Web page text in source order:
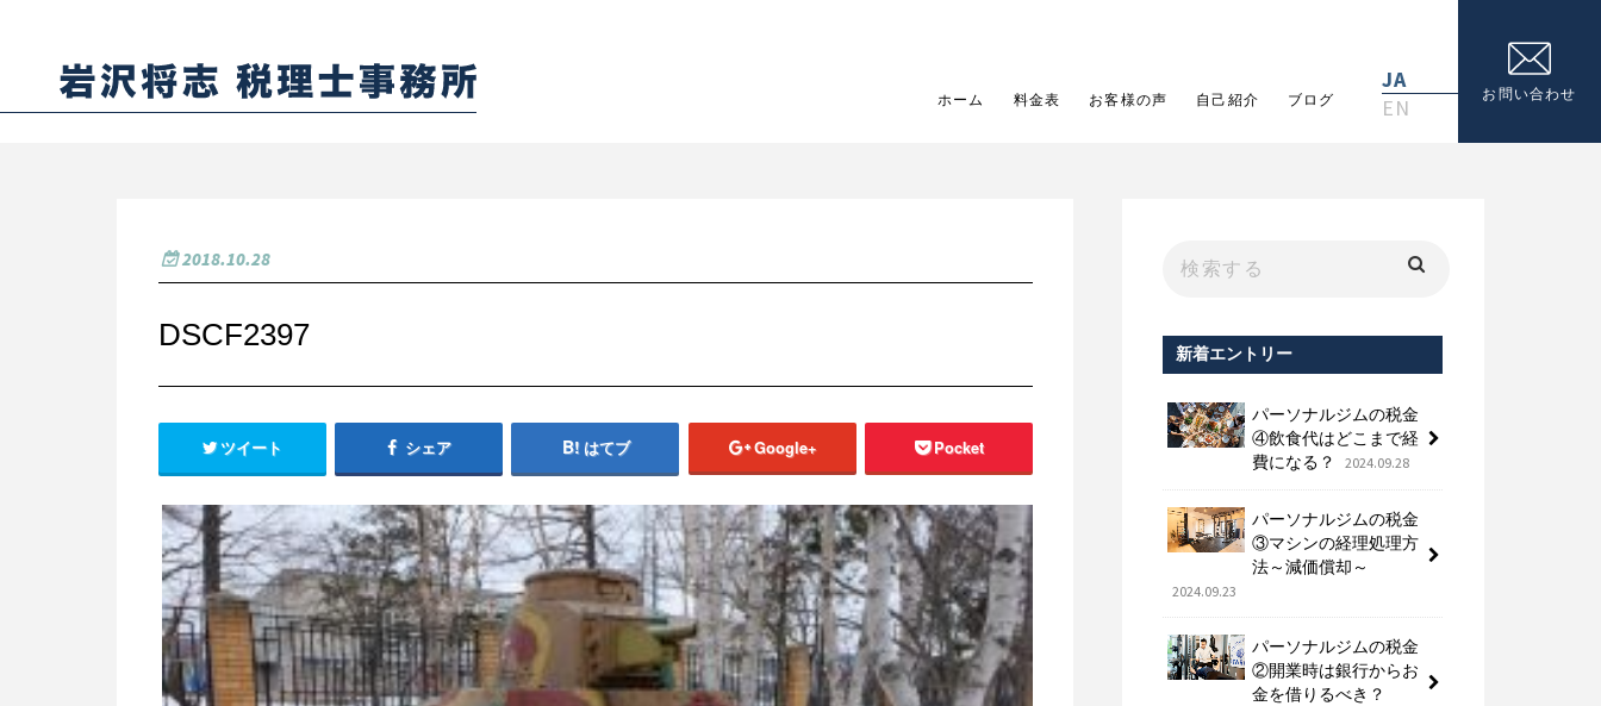
ホーム 料金表 お客様の声 自己紹介 ブログ
JA
EN
お問い合わせ
2018.10.28
DSCF2397
ツイート シェア はてブ Google+ Pocket
新着エントリー
パーソナルジムの税金
④飲食代はどこまで経
費になる？
2024.09.28
パーソナルジムの税金
③マシンの経理処理方
法～減価償却～
2024.09.23
パーソナルジムの税金
②開業時は銀行からお
金を借りるべき？